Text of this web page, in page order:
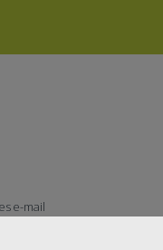
e-mail